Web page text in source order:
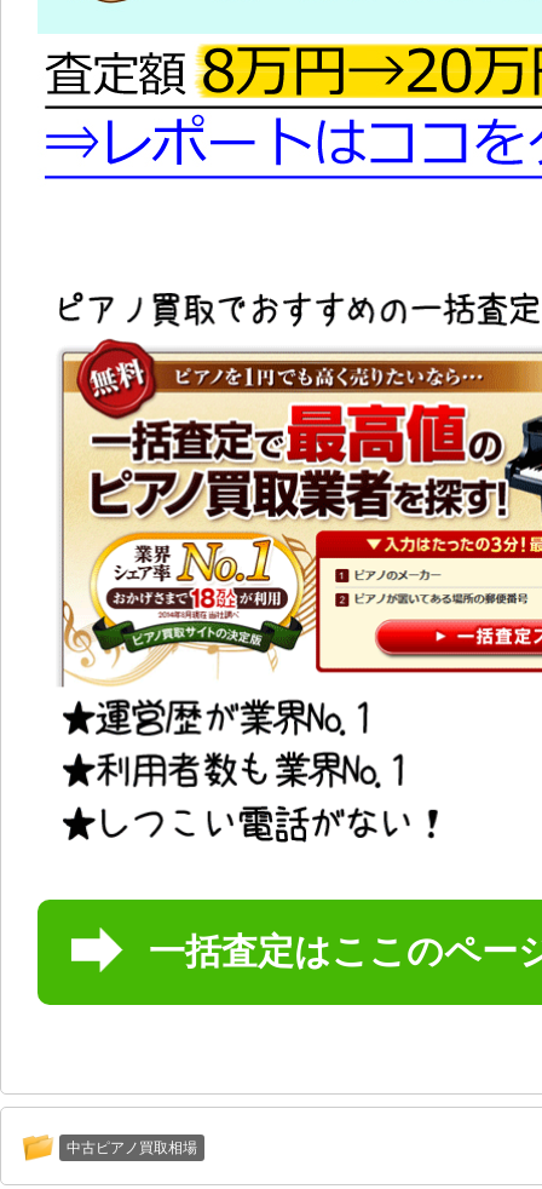
一括査定はここのペー
中古ピアノ買取相場